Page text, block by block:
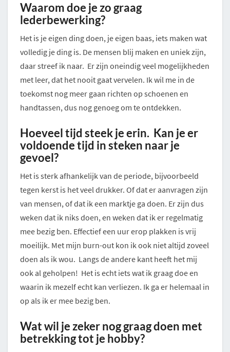
Waaromdoe je zo graag
lederbewerking?
Het is je eigen ding doen, je eigen baas, iets maken wat
volledig je ding is. De mensen blij maken en uniek zijn,
daar streef ik naar. Er zijn oneindig veel mogelijkheden
met leer, dat het nooit gaat vervelen. Ik wil me in de
toekomst nog meer gaan richten op schoenen en
handtassen, dus nog genoeg om te ontdekken.
Hoeveel tijd steek je erin. Kan je er
voldoende tijd in steken naar je
gevoel?
Het is sterk afhankelijk van de periode, bijvoorbeeld
tegen kerst is het veel drukker. Of dat er aanvragen zijn
van mensen, of dat ik een marktje ga doen. Er zijn dus
weken dat ik niks doen, en weken dat ik er regelmatig
mee bezig ben. Effectief een uur erop plakken is vrij
moeilijk. Met mijn burn-out kon ik ook niet altijd zoveel
doen als ik wou. Langs de andere kant heeft het mij
ook al geholpen! Het is echt iets wat ik graag doe en
waarin ik mezelf echt kan verliezen. Ik ga er helemaal in
op als ik er mee bezig ben.
Wat wil je zeker nog graag doen met
betrekking tot je hobby?